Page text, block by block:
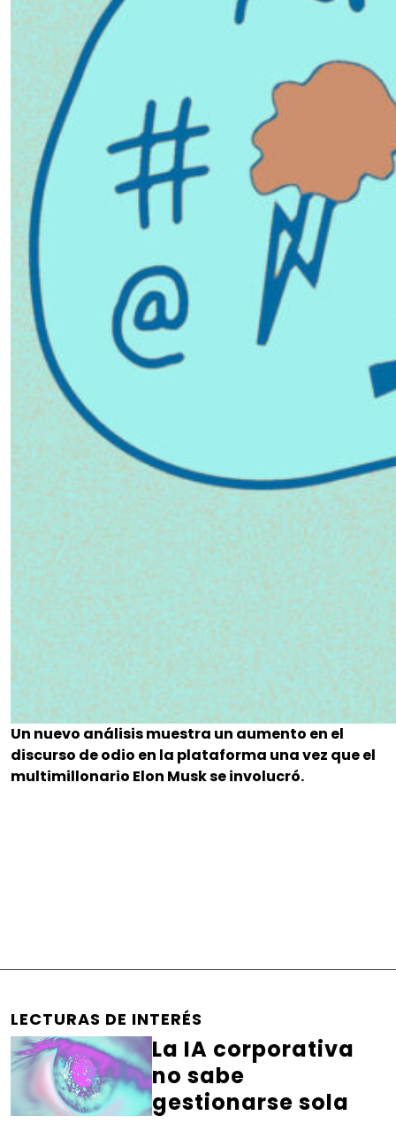
Un nuevo análisis muestra un aumento en el
discurso de odio en la plataforma una vez que el
multimillonario Elon Musk se involucró.
LECTURAS DE INTERÉS
La IA corporativa
no sabe
gestionarse sola